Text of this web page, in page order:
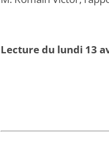
Lecture du lundi 13